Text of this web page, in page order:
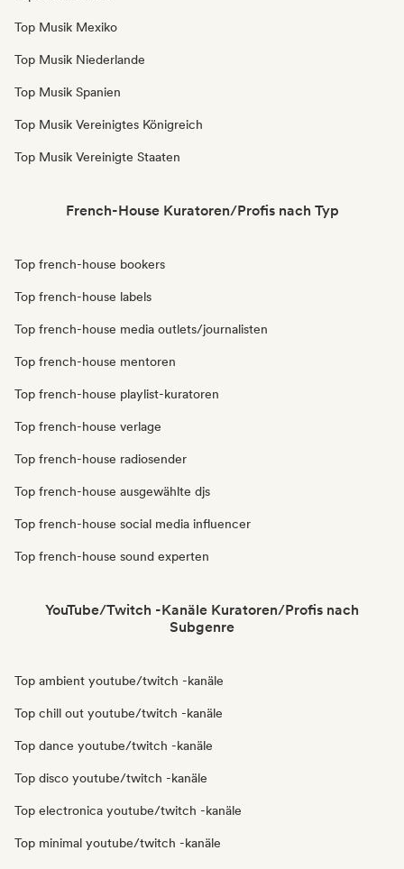
Top Musik Mexiko
Top Musik Niederlande
Top Musik Spanien
Top Musik Vereinigtes Königreich
Top Musik Vereinigte Staaten
French-House Kuratoren/Profis nach Typ
Top french-house bookers
Top french-house labels
Top french-house media outlets/journalisten
Top french-house mentoren
Top french-house playlist-kuratoren
Top french-house verlage
Top french-house radiosender
Top french-house ausgewählte djs
Top french-house social media influencer
Top french-house sound experten
YouTube/Twitch -Kanäle Kuratoren/Profis nach
Subgenre
Top ambient youtube/twitch -kanäle
Top chill out youtube/twitch -kanäle
Top dance youtube/twitch -kanäle
Top disco youtube/twitch -kanäle
Top electronica youtube/twitch -kanäle
Top minimal youtube/twitch -kanäle